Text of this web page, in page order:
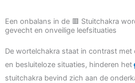
Een onbalans in de 🟥 Stuitchakra
gevecht en onveilige leefsituaties
De wortelchakra staat in contrast met
en besluiteloze situaties, hinderen het
stuitchakra bevind zich aan de